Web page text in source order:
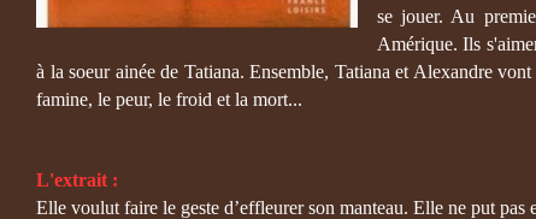
se jouer. Au
Amérique. Ils
à la soeur ainée de Tatiana. Ensemble, Tatiana et Alexandre
famine, le peur, le froid et la mort...
L'extrait :
Elle voulut faire le geste d’effleurer son manteau. Elle ne put pas